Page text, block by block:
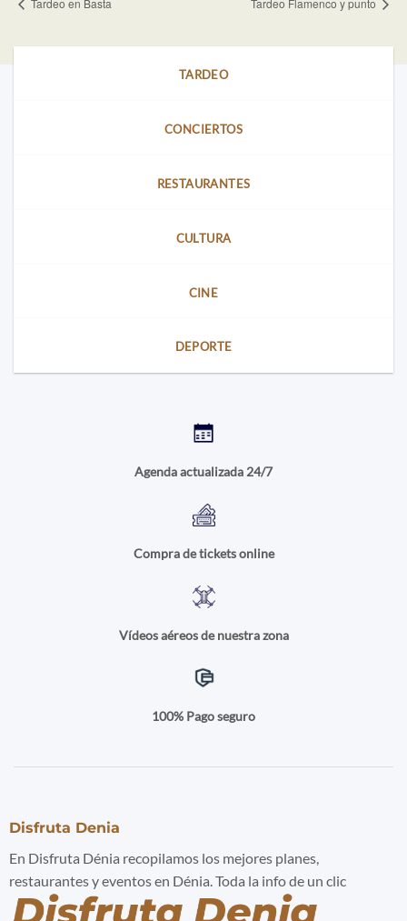
Tardeo en Basta Tardeo Flamenco y punto
TARDEO
CONCIERTOS
RESTAURANTES
CULTURA
CINE
DEPORTE
Agenda actualizada 24/7
Compra de tickets online
Vídeos aéreos de nuestra zona
100% Pago seguro
Disfruta Denia
En Disfruta Dénia recopilamos los mejores planes,
restaurantes y eventos en Dénia. Toda la info de un clic